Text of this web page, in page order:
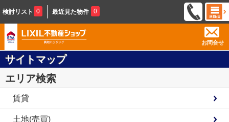
検討リスト 0 最近見た物件 0
お問合せ
サイトマップ
エリア検索
賃貸
土地(売買)